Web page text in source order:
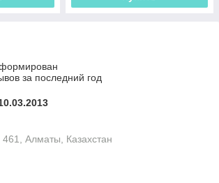
за последний год
Алматы, Казахстан